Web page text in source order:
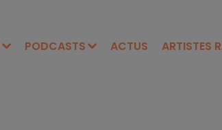
PODCASTS ACTUS ARTISTES